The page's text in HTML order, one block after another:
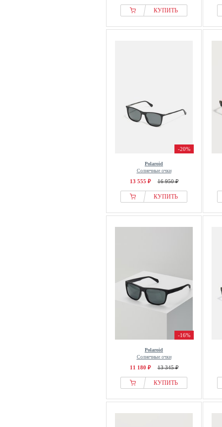
КУПИТЬ
-20%
Polaroid
Солнечные очки
13 555 ₽ 16 950 ₽
КУПИТЬ
-16%
Polaroid
Солнечные очки
11 180 ₽ 13 345 ₽
КУПИТЬ